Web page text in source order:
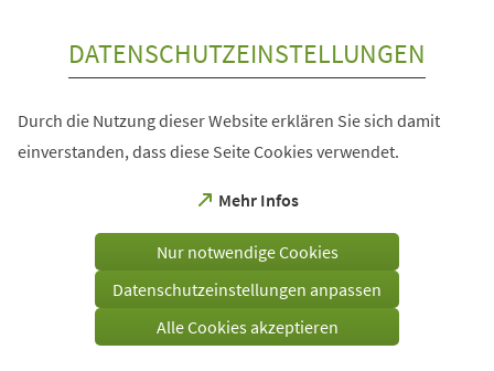
DATENSCHUTZEINSTELLUNGEN
Durch die Nutzung dieser Website erklären Sie sich damit
einverstanden, dass diese Seite Cookies verwendet.
Mehr Infos
(Öffnet
einem
Tab)
Nur notwendige Cookies
Datenschutzeinstellungen anpassen
Alle Cookies akzeptieren